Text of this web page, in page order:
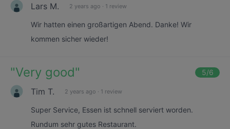
Lars M. 2 years ago · 1 review
Wir hatten einen großartigen Abend. Danke! Wir
kommen sicher wieder!
"Very good" 5/6
Tim T. 2 years ago · 1 review
Super Service, Essen ist schnell serviert worden.
Rundum sehr gutes Restaurant.